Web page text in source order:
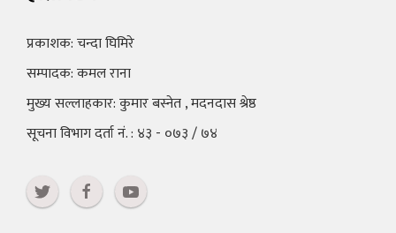
प्रकाशक: चन्दा घिमिरे
सम्पादक: कमल राना
मुख्य सल्लाहकार: कुमार बस्नेत , मदनदास श्रेष्ठ
सूचना विभाग दर्ता नं. : ४३ - ०७३ / ७४